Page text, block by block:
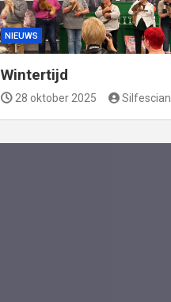
NIEUWS
Wintertijd
28 oktober 2025 Silfescian